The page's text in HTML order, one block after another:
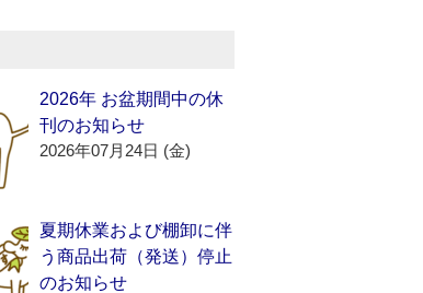
2026年 お盆期間中の休
刊のお知らせ
2026年07月24日 (金)
夏期休業および棚卸に伴
う商品出荷（発送）停止
のお知らせ